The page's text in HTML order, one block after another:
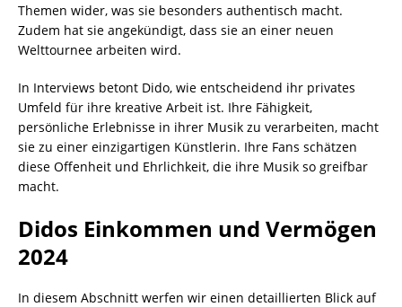
Themen wider, was sie besonders authentisch macht.
Zudem hat sie angekündigt, dass sie an einer neuen
Welttournee arbeiten wird.
In Interviews betont Dido, wie entscheidend ihr privates
Umfeld für ihre kreative Arbeit ist. Ihre Fähigkeit,
persönliche Erlebnisse in ihrer Musik zu verarbeiten, macht
sie zu einer einzigartigen Künstlerin. Ihre Fans schätzen
diese Offenheit und Ehrlichkeit, die ihre Musik so greifbar
macht.
Didos Einkommen und Vermögen
2024
In diesem Abschnitt werfen wir einen detaillierten Blick auf